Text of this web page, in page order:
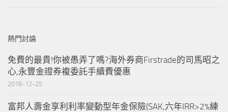
熱門討論
免費的最貴!你被愚弄了嗎?海外券商Firstrade的司馬昭之
心,永豐金證券複委託手續費優惠
2018-12-25
富邦人壽金享利利率變動型年金保險(SAK,六年IRR>2%練